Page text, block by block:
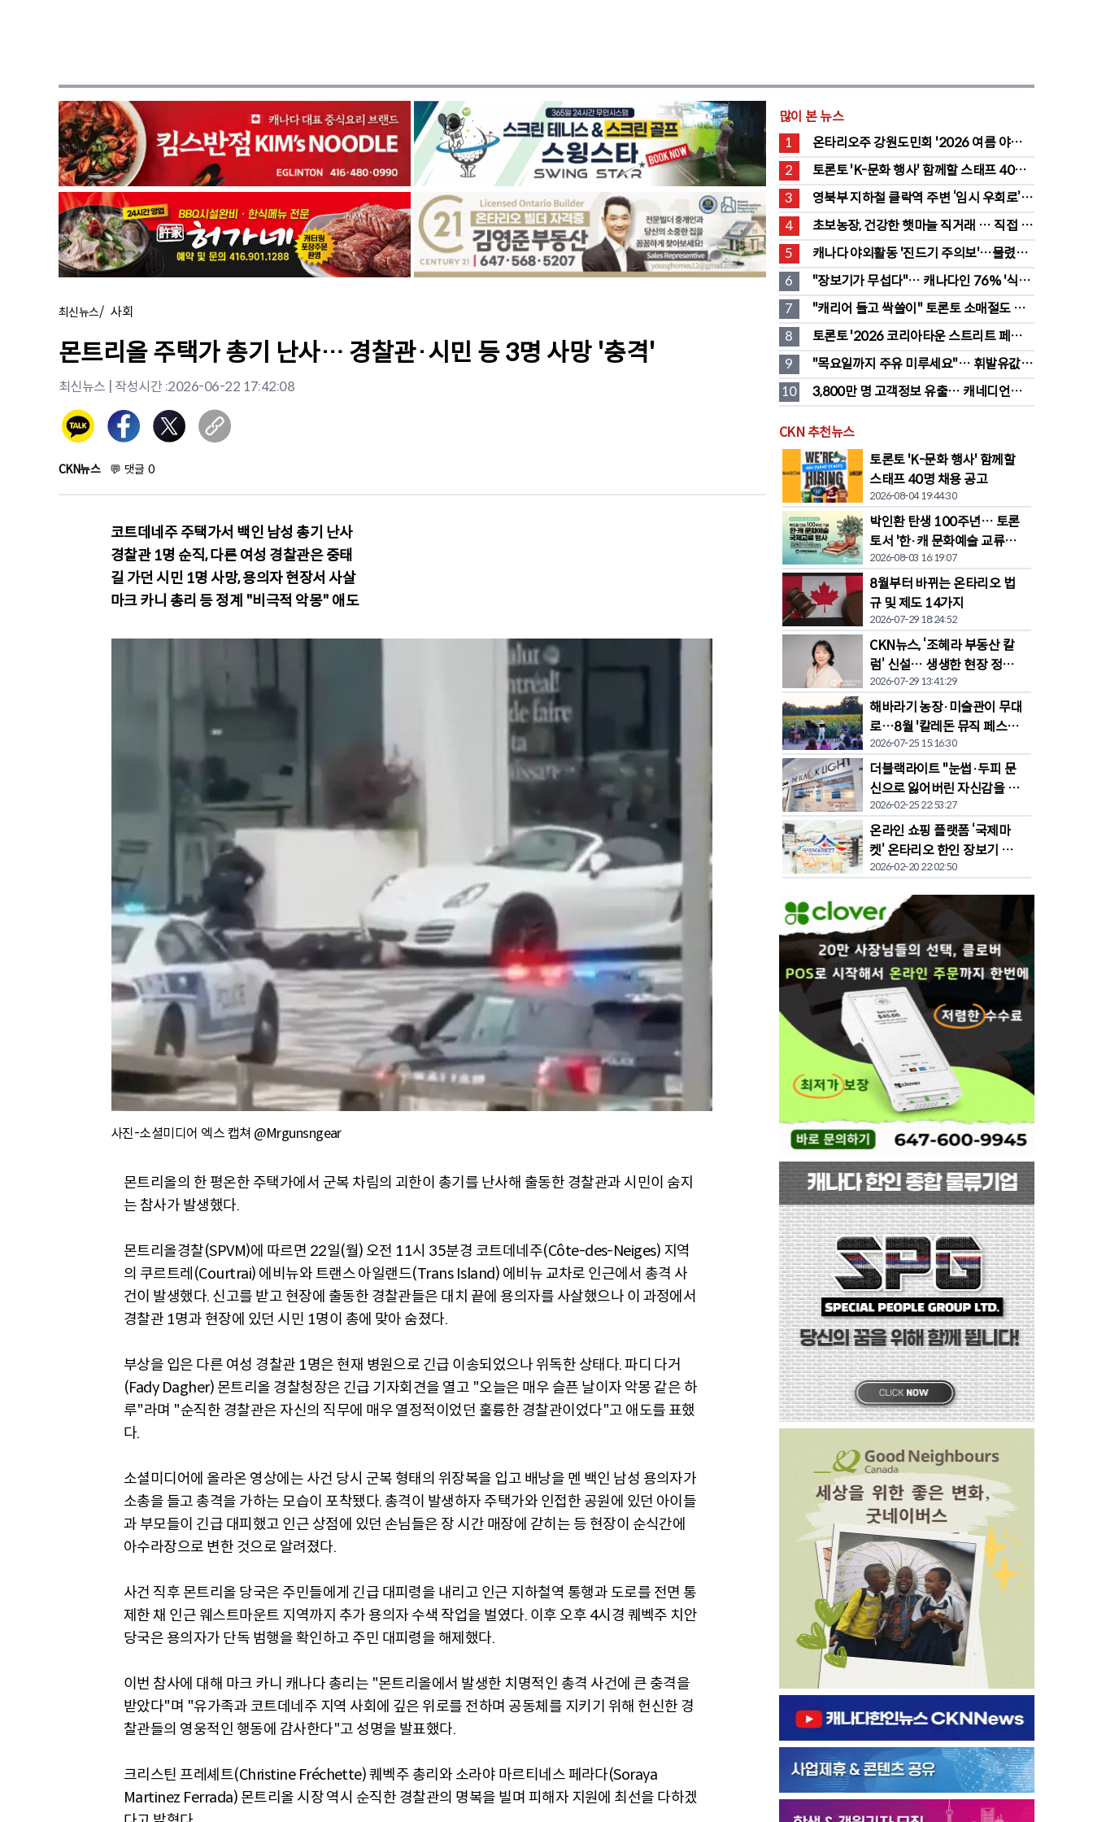
최신뉴스/ 사회
몬트리올 주택가 총기 난사… 경찰관·시민 등 3명 사망 '충격'
최신뉴스 | 작성시간 :2026-06-22 17:42:08
CKN뉴스 💬 댓글 0
코트데네주 주택가서 백인 남성 총기 난사
경찰관 1명 순직, 다른 여성 경찰관은 중태
길 가던 시민 1명 사망, 용의자 현장서 사살
사진-소셜미디어 엑스 캡쳐 @Mrgunsngear
몬트리올의 한 평온한 주택가에서 군복 차림의 괴한이 총기를 난사해 출동한 경찰관과 시민이 숨지
는 참사가 발생했다.
몬트리올경찰(SPVM)에 따르면 22일(월) 오전 11시 35분경 코트데네주(Côte-des-Neiges) 지역
의 쿠르트레(Courtrai) 에비뉴와 트랜스 아일랜드(Trans Island) 에비뉴 교차로 인근에서 총격 사
건이 발생했다. 신고를 받고 현장에 출동한 경찰관들은 대치 끝에 용의자를 사살했으나 이 과정에서
경찰관 1명과 현장에 있던 시민 1명이 총에 맞아 숨졌다.
부상을 입은 다른 여성 경찰관 1명은 현재 병원으로 긴급 이송되었으나 위독한 상태다. 파디 다거
(Fady Dagher) 몬트리올 경찰청장은 긴급 기자회견을 열고 "오늘은 매우 슬픈 날이자 악몽 같은 하
루"라며 "순직한 경찰관은 자신의 직무에 매우 열정적이었던 훌륭한 경찰관이었다"고 애도를 표했
다.
소셜미디어에 올라온 영상에는 사건 당시 군복 형태의 위장복을 입고 배낭을 멘 백인 남성 용의자가
소총을 들고 총격을 가하는 모습이 포착됐다. 총격이 발생하자 주택가와 인접한 공원에 있던 아이들
과 부모들이 긴급 대피했고 인근 상점에 있던 손님들은 장 시간 매장에 갇히는 등 현장이 순식간에
아수라장으로 변한 것으로 알려졌다.
사건 직후 몬트리올 당국은 주민들에게 긴급 대피령을 내리고 인근 지하철역 통행과 도로를 전면 통
제한 채 인근 웨스트마운트 지역까지 추가 용의자 수색 작업을 벌였다. 이후 오후 4시경 퀘벡주 치안
당국은 용의자가 단독 범행을 확인하고 주민 대피령을 해제했다.
이번 참사에 대해 마크 카니 캐나다 총리는 "몬트리올에서 발생한 치명적인 총격 사건에 큰 충격을
받았다"며 "유가족과 코트데네주 지역 사회에 깊은 위로를 전하며 공동체를 지키기 위해 헌신한 경
찰관들의 영웅적인 행동에 감사한다"고 성명을 발표했다.
크리스틴 프레셰트(Christine Fréchette) 퀘벡주 총리와 소라야 마르티네스 페라다(Soraya
Martinez Ferrada) 몬트리올 시장 역시 순직한 경찰관의 명복을 빌며 피해자 지원에 최선을 다하겠
많이 본 뉴스
1
온타리오주 강원도민회 '2026 여름 야유
회' 성료
2
토론토 'K-문화 행사' 함께할 스태프 40명
채용 공고
3
영북부 지하철 클락역 주변 ‘임시 우회로’
전환… “영 스트리트 바뀐다”
4
초보농장, 건강한 햇마늘 직거래 … 직접 만
든 전통 장류도 판매
5
캐나다 야외활동 '진드기 주의보'…물렸을
때 올바른 대처법은?
6
"장보기가 무섭다"… 캐나다인 76% '식료
품값이 가장 부담'
7
"캐리어 들고 싹쓸이" 토론토 소매절도
546명 검거…훔친 물건 재유통
8
토론토 '2026 코리아타운 스트리트 페스티
벌' 개최
9
"목요일까지 주유 미루세요"… 휘발유값
대폭 하락 예고
10
3,800만 명 고객정보 유출… 캐네디언타이
어 대규모 집단소송 직면
CKN 추천뉴스
토론토 'K-문화 행사' 함께할
스태프 40명 채용 공고
2026-08-04 19:44:30
박인환 탄생 100주년… 토론
토서 '한·캐 문화예술 교류전'
열린다
2026-08-03 16:19:07
8월부터 바뀌는 온타리오 법
규 및 제도 14가지
2026-07-29 18:24:52
CKN뉴스, ‘조혜라 부동산 칼
럼’ 신설… 생생한 현장 정보
공유
2026-07-29 13:41:29
해바라기 농장·미술관이 무대
로…8월 '칼레돈 뮤직 페스티
벌' 개막
2026-07-25 15:16:30
더블랙라이트 "눈썹·두피 문
신으로 잃어버린 자신감을 되
찾다"
2026-02-25 22:53:27
온라인 쇼핑 플랫폼 ‘국제마
켓’ 온타리오 한인 장보기 문
화 바꾼다
2026-02-20 22:02:50